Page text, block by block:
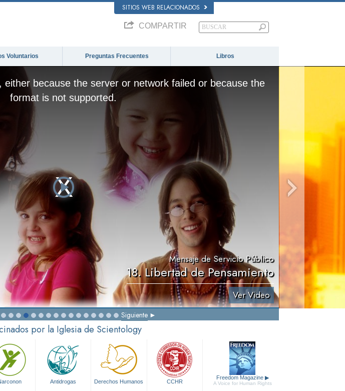
SITIOS WEB RELACIONADOS
COMPARTIR
Voluntarios Preguntas Frecuentes Libros
either because the server or network failed or because the
format is not supported.
Mensaje de Servicio Público
18. Libertad de Pensamiento
Ver Video
a
window.
Siguiente
por la Iglesia de Scientology
Antidrogas Derechos Humanos CCHR
Freedom Magazine ▶
A Voice for Human Rights